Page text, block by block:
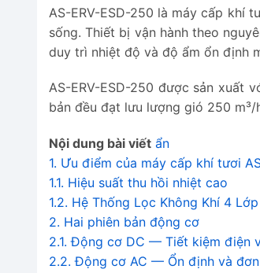
AS-ERV-ESD-250 là máy cấp khí
sống. Thiết bị vận hành theo
duy trì nhiệt độ và độ ẩm ổn định
AS-ERV-ESD-250 được sản xuất
bản đều đạt lưu lượng gió 250
Nội dung bài viết ẩn
1. Ưu điểm của máy cấp khí tươi
1.1. Hiệu suất thu hồi nhiệt cao
1.2. Hệ Thống Lọc Không Khí 4 Lớp
2. Hai phiên bản động cơ
2.1. Động cơ DC — Tiết kiệm điện
2.2. Động cơ AC — Ổn định và